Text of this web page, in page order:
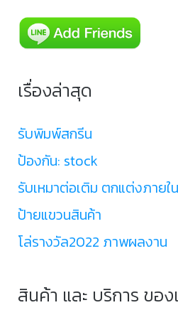
เรื่องล่าสุด
รับพิมพ์สกรีน
ป้องกัน: stock
รับเหมาต่อเติม ตกแต่งภายใน
ป้ายแขวนสินค้า
โล่รางวัล2022 ภาพผลงาน
สินค้า และ บริการ ของ